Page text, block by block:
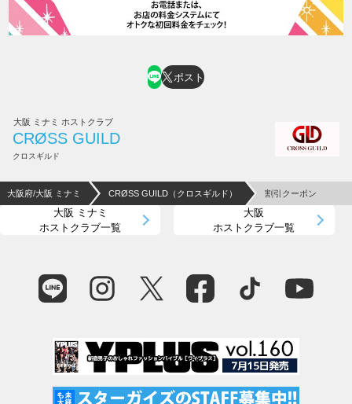
ポスト
大阪 ミナミ ホストクラブ
CRØSS GUILD
クロスギルド
大阪府/大阪 ミナミ CRØSS GUILD（クロスギルド） 割引クーポン
大阪 ミナミ
ホストクラブ一覧
大阪
ホストクラブ一覧